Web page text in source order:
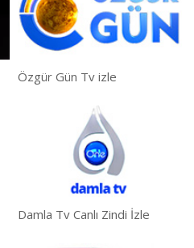
Özgür Gün Tv izle
Damla Tv Canlı Zindi İzle